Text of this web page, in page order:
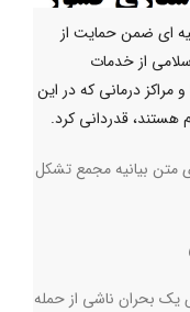
ای ضمن حمایت از
از خدمات
و مراکز درمانی که در این
قدردانی کرد.
متن بیانیه مجمع تشکل
یک بحران ناشی از حمله